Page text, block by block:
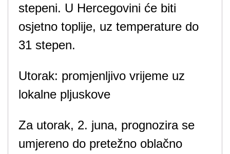
stepeni. U Hercegovini će biti
osjetno toplije, uz temperature do
31 stepen.
Utorak: promjenljivo vrijeme uz
lokalne pljuskove
Za utorak, 2. juna, prognozira se
umjereno do pretežno oblačno